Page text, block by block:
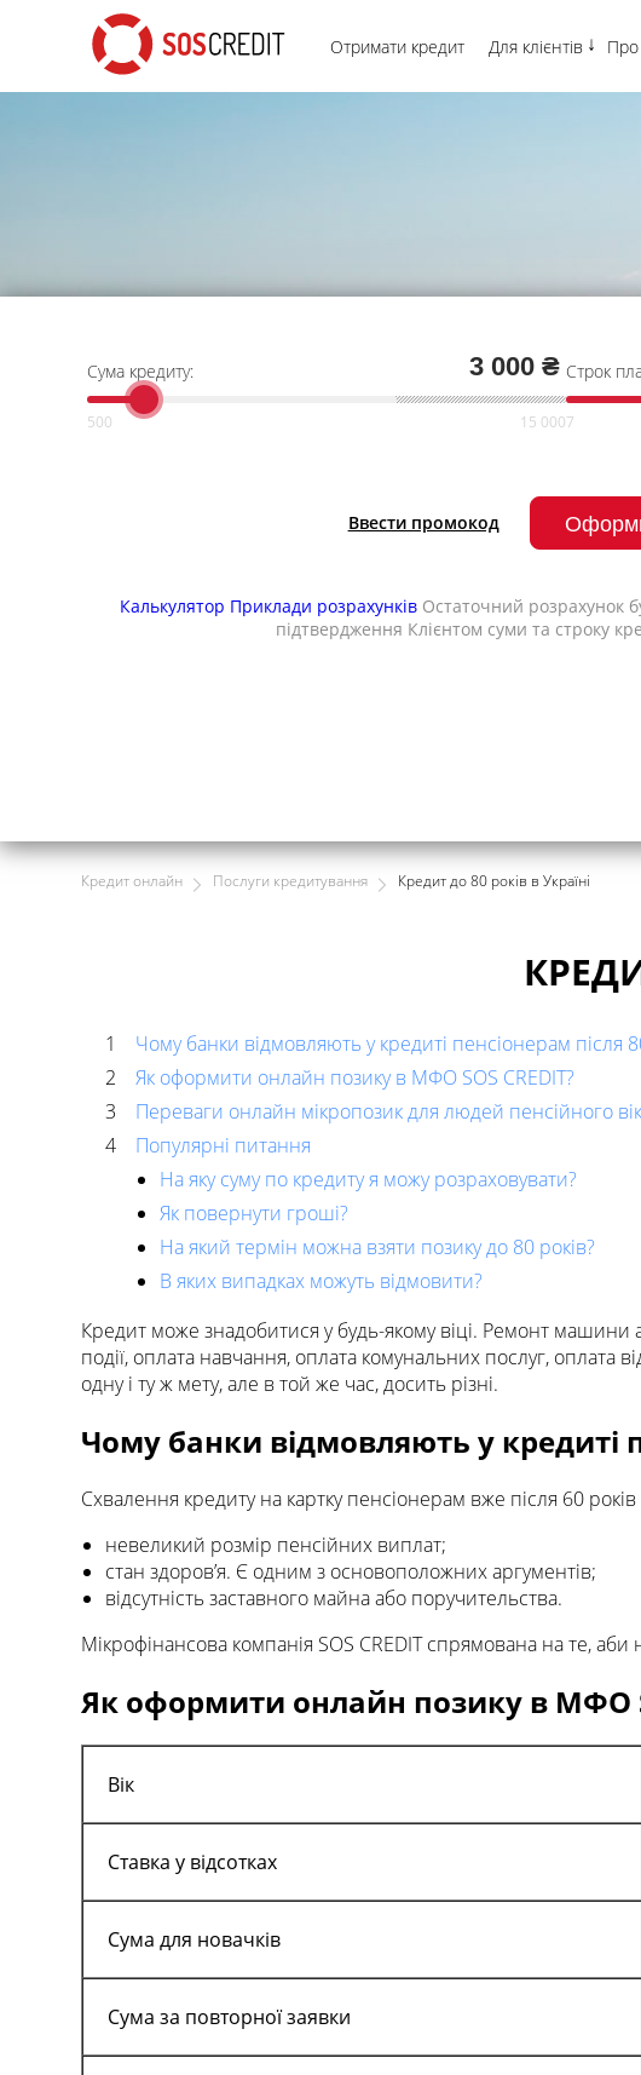
Отримати кредит Для клієнтів Про
Сума кредиту: 3 000 ₴ Строк
Ввести промокод
Калькулятор Приклади розрахунків Остаточний розрахунок
підтвердження Клієнтом суми та строку
Кредит онлайн Послуги кредитування Кредит до 80 років в Україні
Чому банки відмовляють у кредиті пенсіонерам після
Як оформити онлайн позику в МФО SOS CREDIT?
Переваги онлайн мікропозик для людей пенсійного
Популярні питання
На яку суму по кредиту я можу розраховувати?
Як повернути гроші?
На який термін можна взяти позику до 80 років?
В яких випадках можуть відмовити?
Кредит може знадобитися у будь-якому віці. Ремонт машини
події, оплата навчання, оплата комунальних послуг,
одну і ту ж мету, але в той же час, досить різні.
Чому банки відмовляють у кредиті
Схвалення кредиту на картку пенсіонерам вже після 60
невеликий розмір пенсійних виплат;
стан здоров’я. Є одним з основоположних аргументів;
відсутність заставного майна або поручительства.
Мікрофінансова компанія SOS CREDIT спрямована на те,
Як оформити онлайн позику в МФО
Вік
Ставка у відсотках
Сума для новачків
Сума за повторної заявки